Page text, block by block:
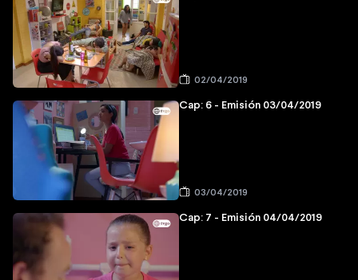
02/04/2019
Cap: 6 - Emisión 03/04/2019
03/04/2019
Cap: 7 - Emisión 04/04/2019